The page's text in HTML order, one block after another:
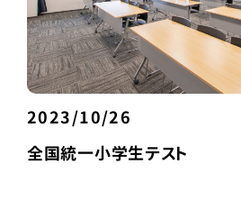
2023/10/26
全国統一小学生テスト